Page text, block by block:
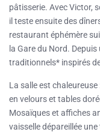
pâtisserie. Avec Victor,
il teste ensuite des
restaurant éphémère
la Gare du Nord.
traditionnels* inspirés
La salle est
en velours et tables
Mosaïques et affiches
vaisselle dépareillée